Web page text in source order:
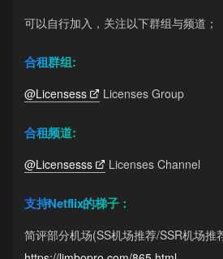
可以自行加入，关注以下群组与频道；
合租群组:
@Licensess Licenses Group
合租频道:
@Licensesss Licenses Channel
支持Netflix的梯子：
简评部分机场(SS机场推荐/SSR机场推